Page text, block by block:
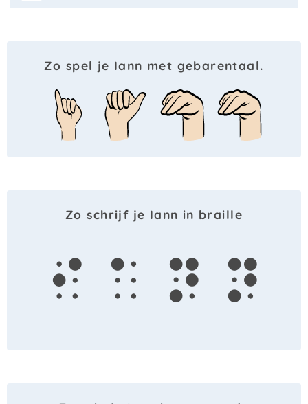
Zo spel je Iann met gebarentaal.
Zo schrijf je Iann in braille
i a n n